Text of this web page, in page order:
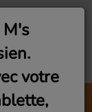
M's
votre